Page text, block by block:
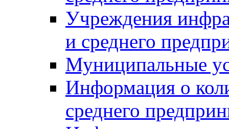
Учреждения
и среднего
Муниципальные
Информация о
среднего